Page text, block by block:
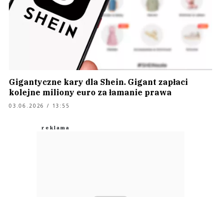
Gigantyczne kary dla Shein. Gigant zapłaci
kolejne miliony euro za łamanie prawa
03.06.2026 / 13:55